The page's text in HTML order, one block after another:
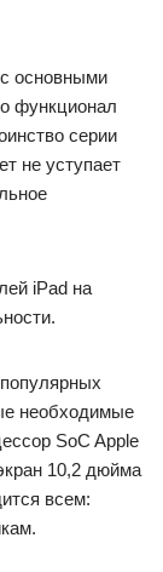
основными
функционал
серии
не уступает
iPad на
необходимые
SoC Apple
10,2 дюйма
всем: